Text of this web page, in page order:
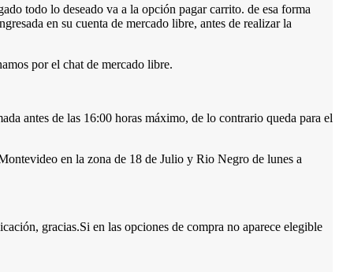
todo lo deseado va a la opción pagar carrito. de esa forma
en su cuenta de mercado libre, antes de realizar la
por el chat de mercado libre.
antes de las 16:00 horas máximo, de lo contrario queda para el
en la zona de 18 de Julio y Rio Negro de lunes a
gracias.Si en las opciones de compra no aparece elegible